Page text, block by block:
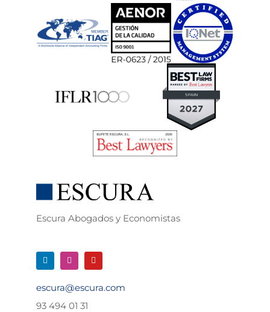
Escura Abogados y Economistas
escura@escura.com
93 494 01 31